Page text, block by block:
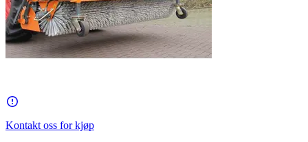
Kontakt oss for kjøp